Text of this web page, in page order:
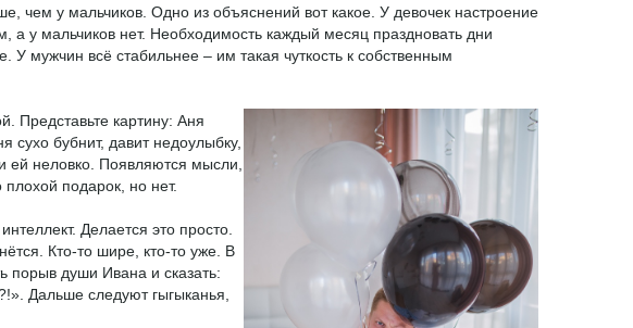
чем у мальчиков. Одно из объяснений вот какое. У девочек настроение
у мальчиков нет. Необходимость каждый месяц праздновать дни
У мужчин всё стабильнее – им такая чуткость к собственным
Представьте картину: Аня
бубнит, давит недоулыбку,
ей неловко. Появляются мысли,
подарок, но нет.
Делается это просто.
Кто-то шире, кто-то уже. В
порыв души Ивана и сказать:
Дальше следуют гыгыканья,